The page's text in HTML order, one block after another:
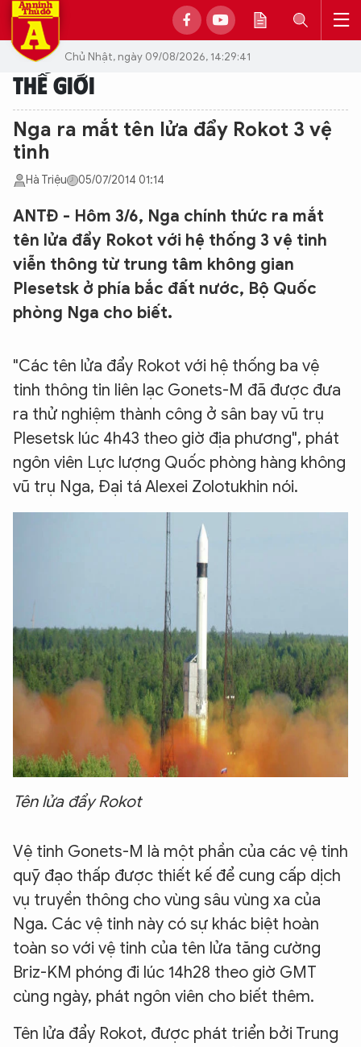
Chủ Nhật, ngày 09/08/2026, 14:29:41
THẾ GIỚI
Nga ra mắt tên lửa đẩy Rokot 3 vệ
tinh
Hà Triệu 05/07/2014 01:14
ANTĐ - Hôm 3/6, Nga chính thức ra mắt
tên lửa đẩy Rokot với hệ thống 3 vệ tinh
viễn thông từ trung tâm không gian
Plesetsk ở phía bắc đất nước, Bộ Quốc
phòng Nga cho biết.
"Các tên lửa đẩy Rokot với hệ thống ba vệ
tinh thông tin liên lạc Gonets-M đã được đưa
ra thử nghiệm thành công ở sân bay vũ trụ
Plesetsk lúc 4h43 theo giờ địa phương", phát
ngôn viên Lực lượng Quốc phòng hàng không
vũ trụ Nga, Đại tá Alexei Zolotukhin nói.
Tên lửa đẩy Rokot
Vệ tinh Gonets-M là một phần của các vệ tinh
quỹ đạo thấp được thiết kế để cung cấp dịch
vụ truyền thông cho vùng sâu vùng xa của
Nga. Các vệ tinh này có sự khác biệt hoàn
toàn so với vệ tinh của tên lửa tăng cường
Briz-KM phóng đi lúc 14h28 theo giờ GMT
cùng ngày, phát ngôn viên cho biết thêm.
Tên lửa đẩy Rokot, được phát triển bởi Trung